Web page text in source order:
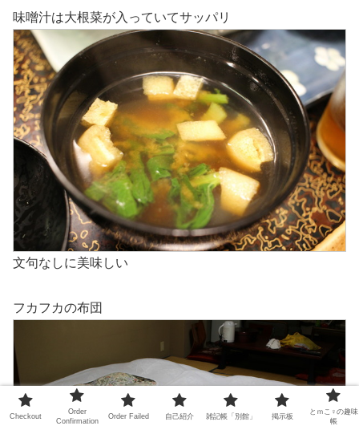
味噌汁は大根菜が入っていてサッパリ
文句なしに美味しい
フカフカの布団
Checkout
Order
Confirmation
Order Failed 自己紹介 雑記帳「別館」 掲示板
とｍこ♀の趣味
帳